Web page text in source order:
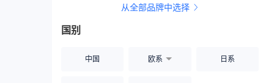
从全部品牌中选择
国别
中国 欧系 日系